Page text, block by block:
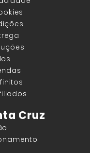
Cruz